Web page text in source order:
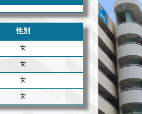
性別
女
女
女
女